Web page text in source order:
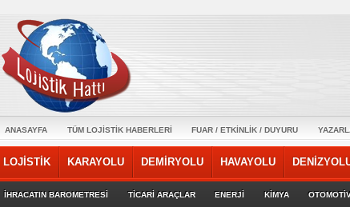
ANASAYFA TÜM LOJİSTİK HABERLERİ FUAR / ETKİNLİK / DUYURU
LOJİSTİK KARAYOLU DEMİRYOLU HAVAYOLU
İHRACATIN BAROMETRESİ TİCARİ ARAÇLAR ENERJİ KİMYA